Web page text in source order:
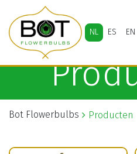
NL ES EN
Bot Flowerbulbs Producten